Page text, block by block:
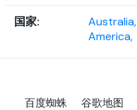
国家: Australia,
America,
百度蜘蛛 谷歌地图